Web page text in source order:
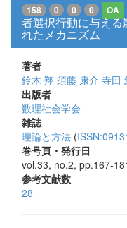
158 0 0 0 OA
者選択行動に与える
れたメカニズム
著者
鈴木 翔 須藤 康介 寺田
出版者
数理社会学会
雑誌
理論と方法 (
巻号頁・発行日
vol.33, no.2, pp.167-
参考文献数
28